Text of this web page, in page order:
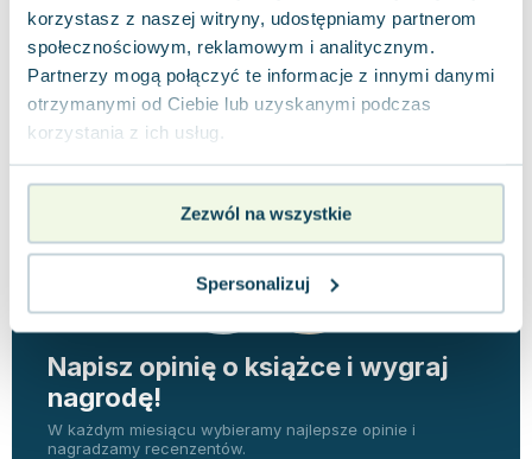
korzystasz z naszej witryny, udostępniamy partnerom
społecznościowym, reklamowym i analitycznym.
Partnerzy mogą połączyć te informacje z innymi danymi
otrzymanymi od Ciebie lub uzyskanymi podczas
korzystania z ich usług.
Zezwól na wszystkie
Spersonalizuj
Opinie
Napisz opinię o książce i wygraj
nagrodę!
W każdym miesiącu wybieramy najlepsze opinie i
nagradzamy recenzentów.